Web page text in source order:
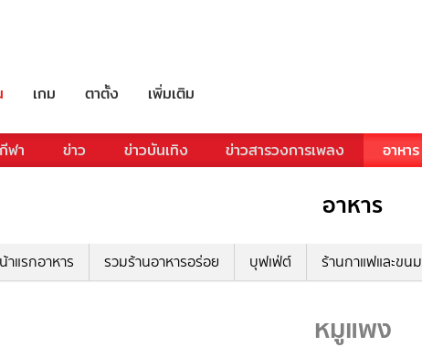
เกม ตาตั้ง เพิ่มเติม
กีฬา ข่าว ข่าวบันเทิง ข่าวสารวงการเพลง อาหาร
อาหาร
าแรกอาหาร รวมร้านอาหารอร่อย บุฟเฟ่ต์ ร้านกาแฟและขนม
หมูแพง